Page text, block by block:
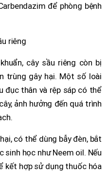
để phòng bệnh
riêng
cây sầu riêng còn bị
trùng gây hại. Một số loài
đục thân và rệp sáp có thể
ảnh hưởng đến quá trình
có thể dùng bẫy đèn, bắt
học như Neem oil. Nếu
kết hợp sử dụng thuốc hóa